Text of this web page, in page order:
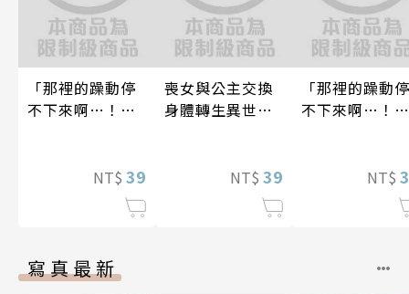
「那裡的躁動停
不下來啊…！」
滿人電車(第11
NT$ 39
喪女與公主交換
身體轉生異世界
NT$ 39
「那裡的躁動停
不下來啊…！」
滿人電車(第18
NT$
寫真最新